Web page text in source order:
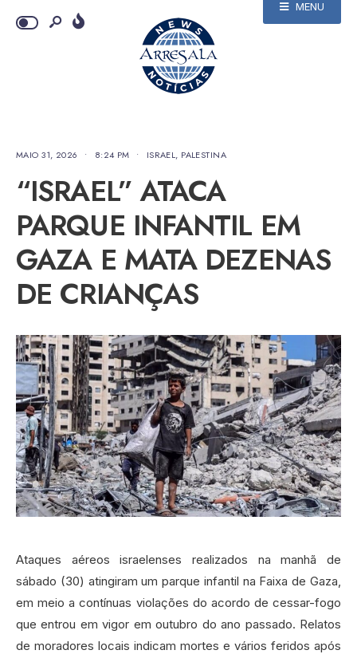
MENU
MAIO 31, 2026 • 8:24 PM • ISRAEL, PALESTINA
“ISRAEL” ATACA
PARQUE INFANTIL EM
GAZA E MATA DEZENAS
DE CRIANÇAS
Ataques aéreos israelenses realizados na manhã de
sábado (30) atingiram um parque infantil na Faixa de Gaza,
em meio a contínuas violações do acordo de cessar-fogo
que entrou em vigor em outubro do ano passado. Relatos
de moradores locais indicam mortes e vários feridos após